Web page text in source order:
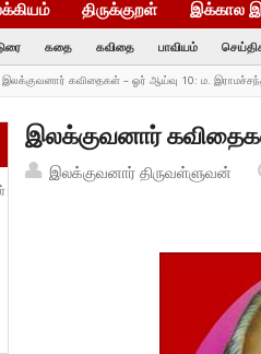
திருக்குறள் இக்கால
கதை கவிதை பாவியம்
இலக்குவனார் கவிதைகள் – ஓர் ஆய்வு 10: ம.
இலக்குவனார்
இலக்குவனார் திருவள்ளுவன்